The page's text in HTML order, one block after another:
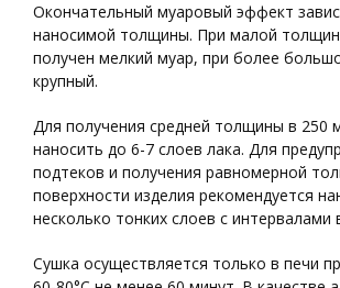
Окончательный муаровый эффект
наносимой толщины. При малой
получен мелкий муар, при более
крупный.
Для получения средней толщины в 250
наносить до 6-7 слоев лака. Для
подтеков и получения равномерной
поверхности изделия рекомендуется
несколько тонких слоев с интервалами
Сушка осуществляется только в печи